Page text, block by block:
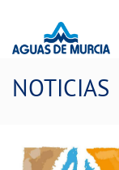
NOTICIAS